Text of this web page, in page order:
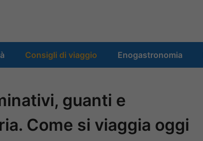
Consigli di viaggio Enogastronomia
guanti e
Come si viaggia oggi